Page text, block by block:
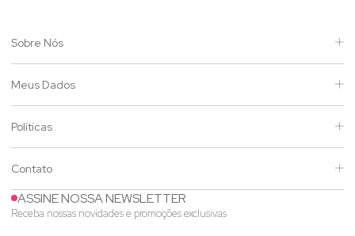
Sobre Nós
Meus Dados
Políticas
Contato
ASSINE NOSSA NEWSLETTER
Receba nossas novidades e promoções exclusivas